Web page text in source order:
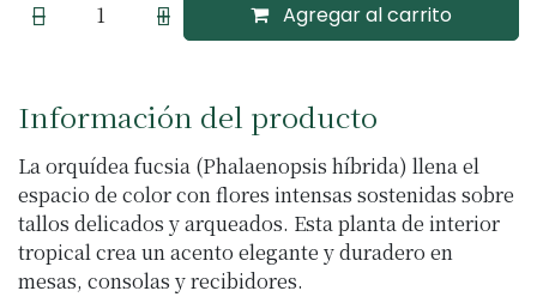
Agregar al carrito
Información del producto
La orquídea fucsia (Phalaenopsis híbrida) llena el
espacio de color con flores intensas sostenidas sobre
tallos delicados y arqueados. Esta planta de interior
tropical crea un acento elegante y duradero en
mesas, consolas y recibidores.